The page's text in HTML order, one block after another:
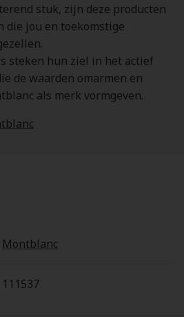
stuk, zijn deze producten
die jou en toekomstige
steken hun ziel in het actief
de waarden omarmen en
als merk vormgeven.
Montblanc
111537